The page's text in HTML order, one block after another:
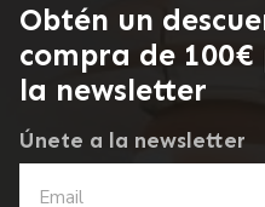
Obtén un
compra de
la newsletter
Únete a la newsletter